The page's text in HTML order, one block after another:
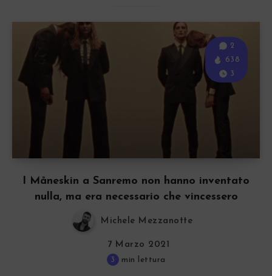
I Måneskin a Sanremo non hanno inventato
nulla, ma era necessario che vincessero
2
638
3
Michele Mezzanotte
7 Marzo 2021
3 min lettura